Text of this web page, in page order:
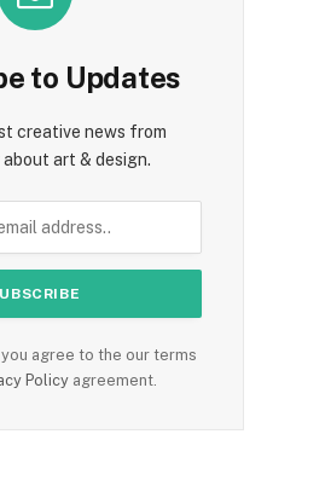
to Updates
creative news from
art & design.
you agree to the our terms
Policyagreement.